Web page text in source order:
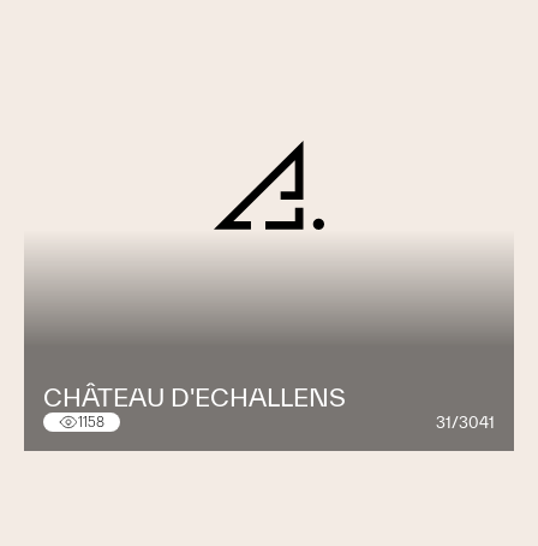
CHÂTEAU D'ECHALLENS
1158 31/3041